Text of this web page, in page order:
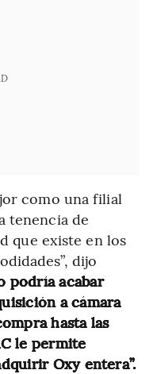
como una filial
tenencia de
que existe en los
dijo
podría acabar
a cámara
hasta las
le permite
Oxy entera”.